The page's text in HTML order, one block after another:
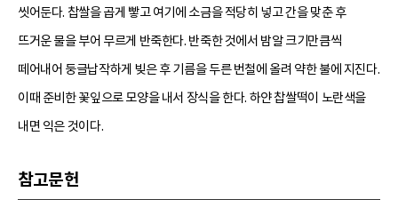
씻어둔다. 찹쌀을 곱게 빻고 여기에 소금을 적당히 넣고 간을 맞춘 후
뜨거운 물을 부어 무르게 반죽한다. 반죽한 것에서 밤알 크기만큼씩
떼어내어 둥글납작하게 빚은 후 기름을 두른 번철에 올려 약한 불에 지진다.
이때 준비한 꽃잎으로 모양을 내서 장식을 한다. 하얀 찹쌀떡이 노란색을
내면 익은 것이다.
참고문헌